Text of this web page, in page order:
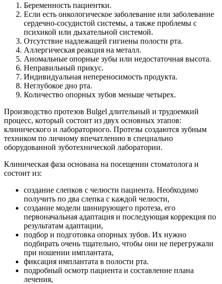
Беременность пациентки.
Если есть онкологическое заболевание или заболевание
сердечно-сосудистой системы, а также проблемы с
психикой или дыхательной системой.
Отсутствие надлежащей гигиены полости рта.
Аллергическая реакция на металл.
Аномальные опорные зубы или недостаточная высота.
Неправильный прикус.
Индивидуальная непереносимость продукта.
Неглубокое дно рта.
Количество опорных зубов меньше четырех.
Производство протезов Bulgel длительный и трудоемкий
процесс, который состоит из двух основных этапов:
клинического и лабораторного. Протезы создаются зубным
техником по личному впечатлению в специально
оборудованной зуботехнической лаборатории.
Клиническая фаза основана на посещении стоматолога и
состоит из:
создание слепков с челюсти пациента. Необходимо
получить по два слепка с каждой челюсти,
создание модели шинирующего протеза, его
первоначальная адаптация и последующая коррекция по
результатам адаптации,
подбор и подготовка опорных зубов. Их нужно
подбирать очень тщательно, чтобы они не перегружали
при ношении имплантата,
фиксация имплантата в полости рта.
подробный осмотр пациента и составление плана
лечения,